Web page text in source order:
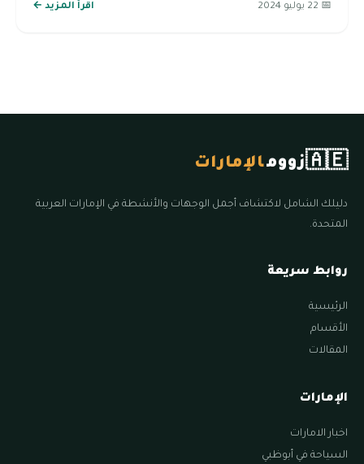
📅 22 يوليو 2024 اقرأ المزيد ←
🇦🇪زوومالإمارات
دليلك الشامل لاكتشاف أجمل الوجهات والأنشطة في الإمارات العربية
المتحدة.
روابط سريعة
الرئيسية
الأقسام
المقالات
الإمارات
اخبار الامارات
السياحة في أبوظبي